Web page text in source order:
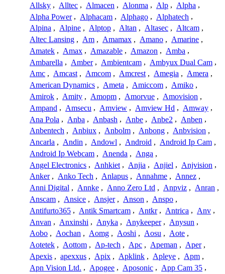
Allsky , Alltec , Almacen , Alonma , Alp , Alpha ,
Alpha Power , Alphacam , Alphago , Alphatech ,
Alpina , Alpine , Alptop , Altan , Altasec , Altcam ,
Altec Lansing , Am , Amamax , Amano , Amarine ,
Amatek , Amax , Amazable , Amazon , Amba ,
Ambarella , Amber , Ambientcam , Ambyux Dual Cam ,
Amc , Amcast , Amcom , Amcrest , Amegia , Amera ,
American Dynamics , Ameta , Amiccom , Amiko ,
Amirok , Amity , Amopm , Amorvue , Amovision ,
Ampand , Amsecu , Amview , Amview Hd , Amway ,
Ana Pola , Anba , Anbash , Anbe , Anbe2 , Anben ,
Anbentech , Anbiux , Anbolm , Anbong , Anbvision ,
Ancarla , Andin , Andowl , Android , Android Ip Cam ,
Android Ip Webcam , Anenda , Anga ,
Angel Electronics , Anhkiet , Anjia , Anjiel , Anjvision ,
Anker , Anko Tech , Anlapus , Annahme , Annez ,
Anni Digital , Annke , Anno Zero Ltd , Anpviz , Anran ,
Anscam , Ansice , Ansjer , Anson , Anspo ,
Antifurto365 , Antik Smartcam , Antkr , Antrica , Anv ,
Anvan , Anxinshi , Anyka , Anykeeper , Anysun ,
Aobo , Aochan , Aomg , Aoshi , Aosu , Aote ,
Aotetek , Aottom , Ap-tech , Apc , Apeman , Aper ,
Apexis , apexxus , Apix , Apklink , Apleye , Apm ,
Apn Vision Ltd. , Apogee , Aposonic , App Cam 35 ,